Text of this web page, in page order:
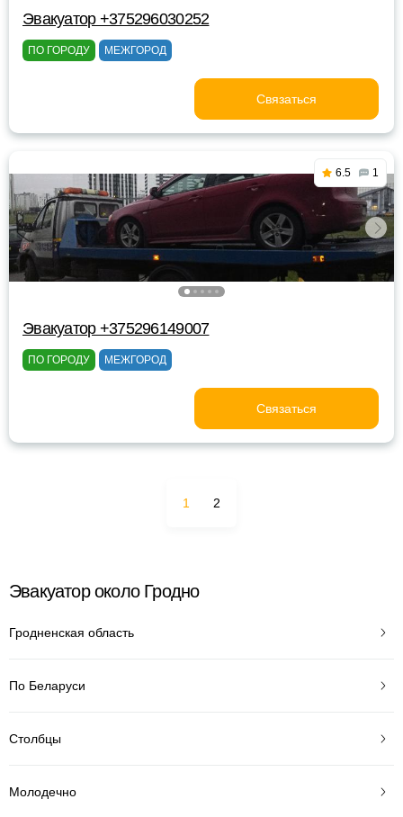
Эвакуатор +375296030252
ПО ГОРОДУ МЕЖГОРОД
Связаться
6.5 1
Эвакуатор +375296149007
ПО ГОРОДУ МЕЖГОРОД
Связаться
1 2
Эвакуатор около Гродно
Гродненская область
По Беларуси
Столбцы
Молодечно